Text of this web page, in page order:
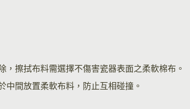
擦拭布料需選擇不傷害瓷器表面之柔軟棉布。
中間放置柔軟布料，防止互相碰撞。